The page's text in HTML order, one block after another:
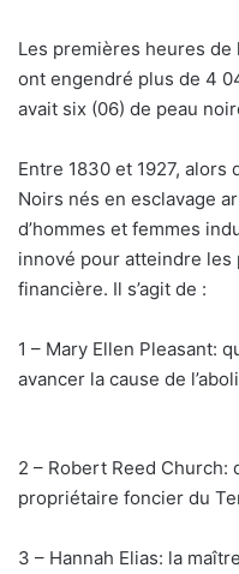
Les premières heures de
ont engendré plus de 4
avait six (06) de peau
Entre 1830 et 1927,
Noirs nés en esclavage
d’hommes et femmes
innové pour atteindre
financière. Il s’agit de :
1 – Mary Ellen Pleasant:
avancer la cause de
2 – Robert Reed Church:
propriétaire foncier du
3 – Hannah Elias: la